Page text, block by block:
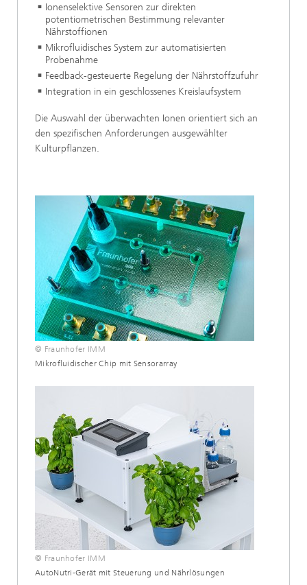
Ionenselektive Sensoren zur direkten
potentiometrischen Bestimmung relevanter
Nährstoffionen
Mikrofluidisches System zur automatisierten
Probenahme
Feedback-gesteuerte Regelung der Nährstoffzufuhr
Integration in ein geschlossenes Kreislaufsystem
Die Auswahl der überwachten Ionen orientiert sich an
den spezifischen Anforderungen ausgewählter
Kulturpflanzen.
© Fraunhofer IMM
Mikrofluidischer Chip mit Sensorarray
© Fraunhofer IMM
AutoNutri-Gerät mit Steuerung und Nährlösungen